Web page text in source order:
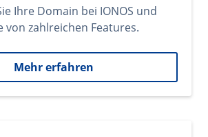
Ihre Domain bei IONOS und
von zahlreichen Features.
Mehr erfahren